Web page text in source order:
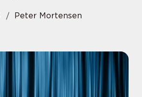
Peter Mortensen